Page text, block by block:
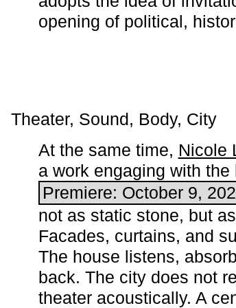
opening of political,
Theater, Sound, Body, City
At the same time, Nicole
a work engaging with
Premiere: October 9,
not as static stone, but
Facades, curtains, and
The house listens,
back. The city does not
theater acoustically. A